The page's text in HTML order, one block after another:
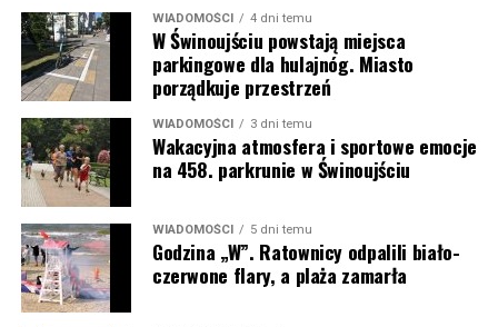
WIADOMOŚCI 4 dni temu
W Świnoujściu powstają miejsca
parkingowe dla hulajnóg. Miasto
porządkuje przestrzeń
WIADOMOŚCI 3 dni temu
Wakacyjna atmosfera i sportowe emocje
na 458. parkrunie w Świnoujściu
WIADOMOŚCI 5 dni temu
Godzina „W”. Ratownicy odpalili biało-
czerwone flary, a plaża zamarła